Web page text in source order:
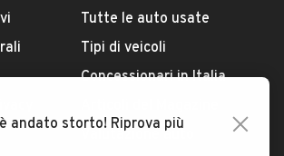
Tutte le auto usate
Tipi di veicoli
Concessionari in Italia
Valutazione auto
andato storto! Riprova più